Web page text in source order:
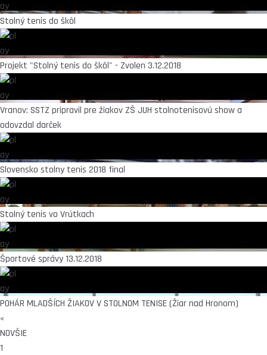
Stolný tenis do škôl
Projekt "Stolný tenis do škôl" - Zvolen 3.12.2018
Vranov: SSTZ pripravil pre žiakov ZŠ JUH stolnotenisovú show a
odovzdal darček
Slovensko stolny tenis 2018 final
Stolný tenis vo Vrútkach
Športové správy 13.12.2018
POHÁR MLADŠÍCH ŽIAKOV V STOLNOM TENISE (Žiar nad Hronom)
«
NOVŠIE
1